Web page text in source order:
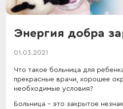
Энергия добра
01.03.2021
Что такое больница для
прекрасные врачи, хорошее
необходимые условия?
Больница – это закрытое